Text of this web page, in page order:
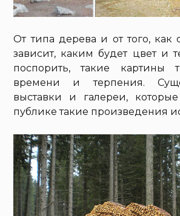
От типа дерева и от того, как
зависит, каким будет цвет и
поспорить, такие картины
времени и терпения.
выставки и галереи,
публике такие произведения